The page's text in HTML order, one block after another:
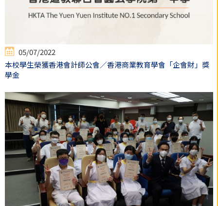
05/07/2022
本校學生榮獲香港會計師公會／香港商業教育學會「企會財」獎
學金